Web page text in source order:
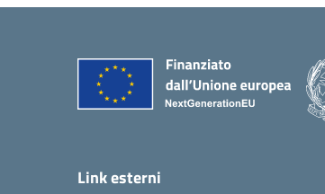
Link esterni